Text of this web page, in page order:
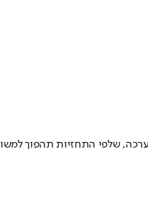
שלפי התחזיות תהפוך